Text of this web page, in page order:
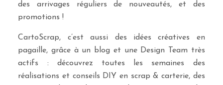
des arrivages réguliers de nouveautés, et des
promotions !
CartoScrap, c’est aussi des idées créatives en
pagaille, grâce à un blog et une Design Team très
actifs : découvrez toutes les semaines des
réalisations et conseils DIY en scrap & carterie, des